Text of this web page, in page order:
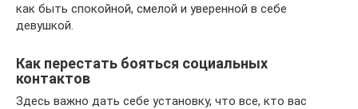
как быть спокойной, смелой и уверенной в себе
девушкой.
Как перестать бояться социальных
контактов
Здесь важно дать себе установку, что все, кто вас